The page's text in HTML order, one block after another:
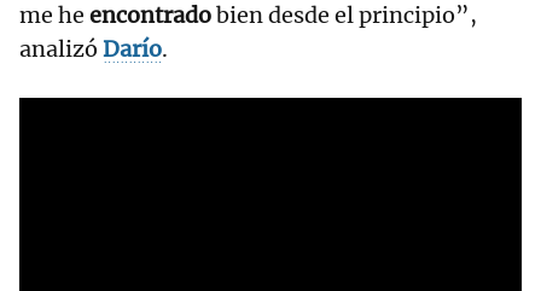
me he encontradobien desde el principio”,
analizó Darío.